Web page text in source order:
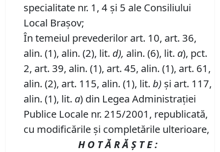
specialitate nr. 1, 4 şi 5 ale Consiliului
Local Braşov;
În temeiul prevederilor art. 10, art. 36,
alin. (1), alin. (2), lit. d), alin. (6), lit. a), pct.
2, art. 39, alin. (1), art. 45, alin. (1), art. 61,
alin. (2), art. 115, alin. (1), lit. b) şi art. 117,
alin. (1), lit. a) din Legea Administraţiei
Publice Locale nr. 215/2001, republicată,
cu modificările şi completările ulterioare,
H O T Ă R Ă Ş T E :